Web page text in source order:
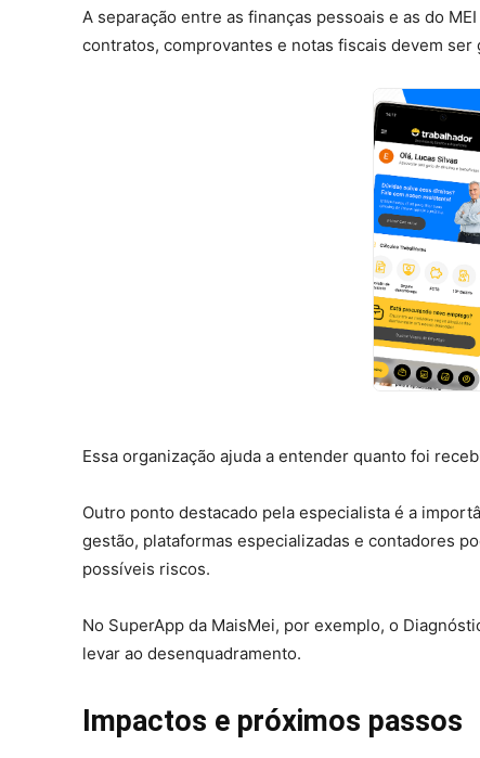
A separação entre as finanças pessoais e as do
contratos, comprovantes e notas fiscais devem
Essa organização ajuda a entender quanto foi
Outro ponto destacado pela especialista é a
gestão, plataformas especializadas e contadores
possíveis riscos.
No SuperApp da MaisMei, por exemplo, o
levar ao desenquadramento.
Impactos e próximos passos